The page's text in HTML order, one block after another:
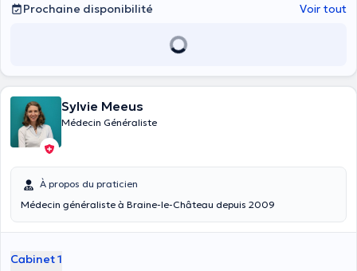
Prochaine disponibilité Voir tout
Sylvie Meeus
Médecin Généraliste
À propos du praticien
Médecin généraliste à Braine-le-Château depuis 2009
Cabinet 1